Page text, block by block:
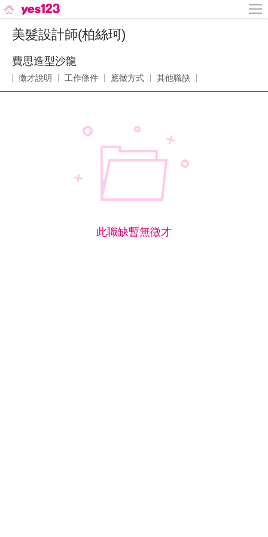
美髮設計師(柏絲珂)
費思造型沙龍
徵才說明 工作條件 應徵方式 其他職缺
此職缺暫無徵才